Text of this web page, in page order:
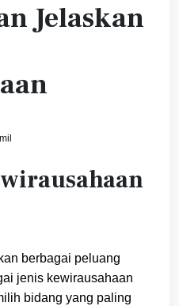
Jelaskan
berbagai peluang
jenis kewirausahaan
bidang yang paling